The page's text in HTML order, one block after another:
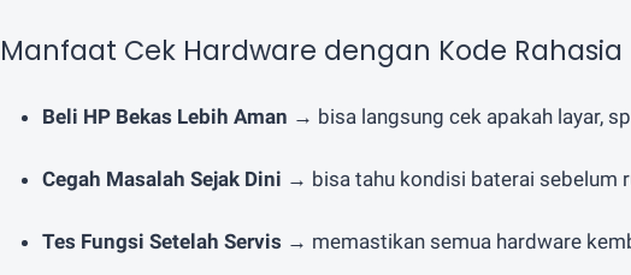
Manfaat Cek Hardware dengan Kode Rahasia
Beli HP Bekas Lebih Aman → bisa langsung cek apakah layar,
Cegah Masalah Sejak Dini → bisa tahu kondisi baterai sebelum
Tes Fungsi Setelah Servis → memastikan semua hardware